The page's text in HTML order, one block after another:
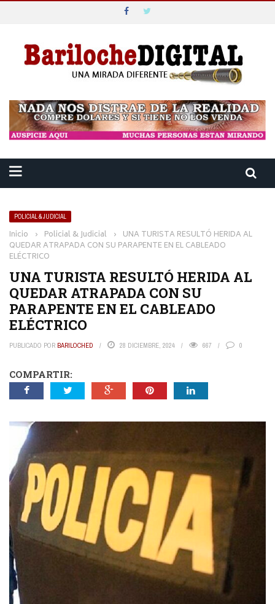
POLICIAL & JUDICIAL
Inicio › Policial & Judicial › UNA TURISTA RESULTÓ HERIDA AL
QUEDAR ATRAPADA CON SU PARAPENTE EN EL CABLEADO
ELÉCTRICO
UNA TURISTA RESULTÓ HERIDA AL
QUEDAR ATRAPADA CON SU
PARAPENTE EN EL CABLEADO
ELÉCTRICO
PUBLICADO POR BARILOCHED 28 DICIEMBRE, 2024 667 0
COMPARTIR: